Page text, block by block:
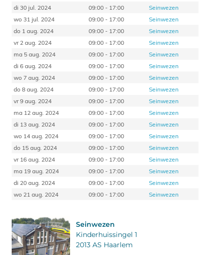
di 30 jul. 2024
09:00 - 17:00
Seinwezen
wo 31 jul. 2024
09:00 - 17:00
Seinwezen
do 1 aug. 2024
09:00 - 17:00
Seinwezen
vr 2 aug. 2024
09:00 - 17:00
Seinwezen
ma 5 aug. 2024
09:00 - 17:00
Seinwezen
di 6 aug. 2024
09:00 - 17:00
Seinwezen
wo 7 aug. 2024
09:00 - 17:00
Seinwezen
do 8 aug. 2024
09:00 - 17:00
Seinwezen
vr 9 aug. 2024
09:00 - 17:00
Seinwezen
ma 12 aug. 2024
09:00 - 17:00
Seinwezen
di 13 aug. 2024
09:00 - 17:00
Seinwezen
wo 14 aug. 2024
09:00 - 17:00
Seinwezen
do 15 aug. 2024
09:00 - 17:00
Seinwezen
vr 16 aug. 2024
09:00 - 17:00
Seinwezen
ma 19 aug. 2024
09:00 - 17:00
Seinwezen
di 20 aug. 2024
09:00 - 17:00
Seinwezen
wo 21 aug. 2024
09:00 - 17:00 Seinwezen
Seinwezen
Kinderhuissingel 1
2013 AS Haarlem